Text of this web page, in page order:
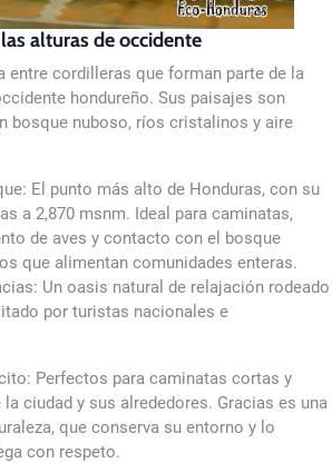
alturas de occidente
entre cordilleras que forman parte de la
hondureño. Sus paisajes son
bosque nuboso, ríos cristalinos y aire
El punto más alto de Honduras, con su
a 2,870 msnm. Ideal para caminatas,
de aves y contacto con el bosque
que alimentan comunidades enteras.
Un oasis natural de relajación rodeado
por turistas nacionales e
Perfectos para caminatas cortas y
ciudad y sus alrededores. Gracias es una
que conserva su entorno y lo
con respeto.